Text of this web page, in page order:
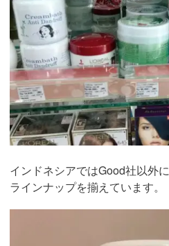
インドネシアではGood社以外
ラインナップを揃えています。